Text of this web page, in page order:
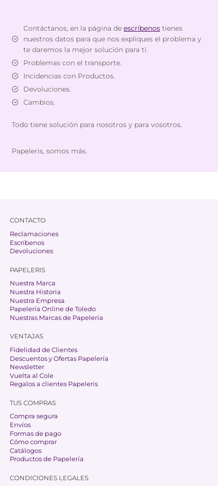
Contáctanos, en la página de escríbenos tienes
nuestros datos para que nos expliques el problema y
te daremos la mejor solución para ti.
Problemas con el transporte.
Incidencias con Productos.
Devoluciones.
Cambios.
Todo tiene solución para nosotros y para vosotros.
Papeleris, somos más.
CONDICIONES LEGALES
TUS COMPRAS
Compra segura
Envíos
Formas de pago
Cómo comprar
Catálogos
Productos de Papelería
VENTAJAS
Fidelidad de Clientes
Descuentos y Ofertas Papelería
Newsletter
Vuelta al Cole
Regalos a clientes Papeleris
PAPELERIS
Nuestra Marca
Nuestra Historia
Nuestra Empresa
Papelería Online de Toledo
Nuestras Marcas de Papelería
CONTACTO
Reclamaciones
Escríbenos
Devoluciones